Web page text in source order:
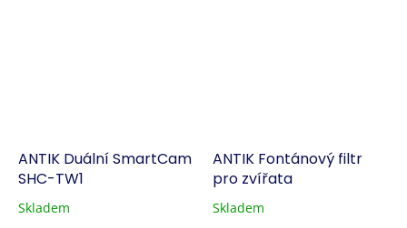
ANTIK Duální SmartCam
SHC-TW1
Skladem
ANTIK Fontánový filtr
pro zvířata
Skladem